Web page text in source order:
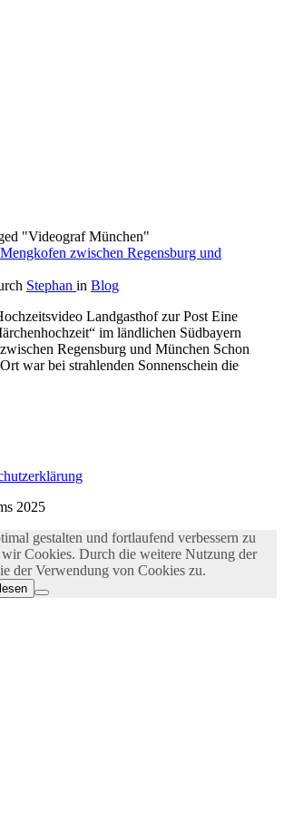
"Videograf München"
zwischen Regensburg und
Stephan in Blog
Landgasthof zur Post Eine
im ländlichen Südbayern
Regensburg und München Schon
war bei strahlenden Sonnenschein die
2025
gestalten und fortlaufend verbessern zu
Cookies. Durch die weitere Nutzung der
der Verwendung von Cookies zu.